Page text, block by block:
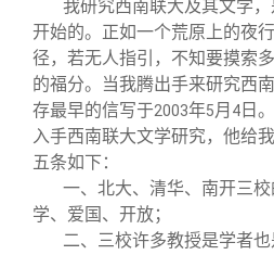
我研究西南联大及其文学
开始的。正如一个荒原上的夜
径，若无人指引，不知要摸索
的福分。当我腾出手来研究西
存最早的信写于2003年5月 4 日
入手西南联大文学研究，他给
五条如下：
一、北大、清华、南开三
学、爱国、开放；
二、三校许多教授是学者